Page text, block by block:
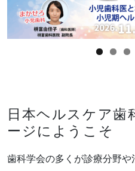
日本ヘルスケア歯
ージにようこそ
歯科学会の多くが診療分野